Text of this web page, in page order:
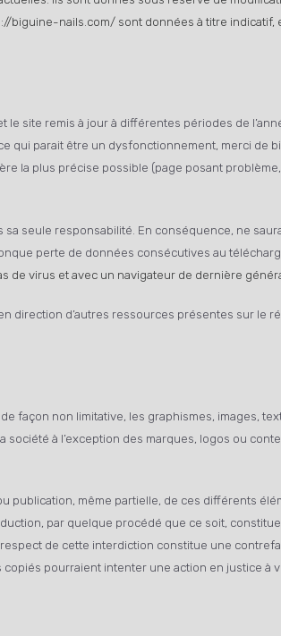
biguine-nails.com/ sont données à titre
site remis à jour à différentes périodes de
qui parait être un dysfonctionnement, merci de
la plus précise possible (page posant
seule responsabilité. En conséquence, ne
perte de données consécutives au
de virus et avec un navigateur de dernière
direction d’autres ressources présentes sur le
de façon non limitative, les graphismes, images,
à l’exception des marques, logos ou
publication, même partielle, de ces différents
par quelque procédé que ce soit,
de cette interdiction constitue une
pourraient intenter une action en justice à